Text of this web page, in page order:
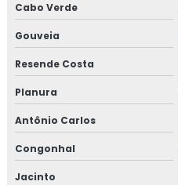
Cabo Verde
Gouveia
Resende Costa
Planura
Antônio Carlos
Congonhal
Jacinto